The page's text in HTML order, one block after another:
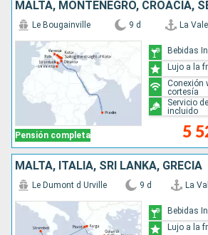
Pensión completa
Le Bougainville 9 d La
5
Bebidas
Lujo a la
Conexión
cortesía
Servicio
incluido
MALTA, ITALIA, SRI LANKA, GRECIA
Le Dumont d Urville 9 d La
Bebidas
Lujo a la